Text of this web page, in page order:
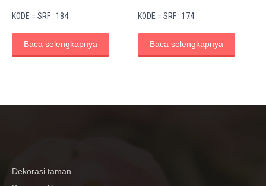
KODE = SRF : 184
Baca selengkapnya
KODE = SRF : 174
Baca selengkapnya
Dekorasi taman